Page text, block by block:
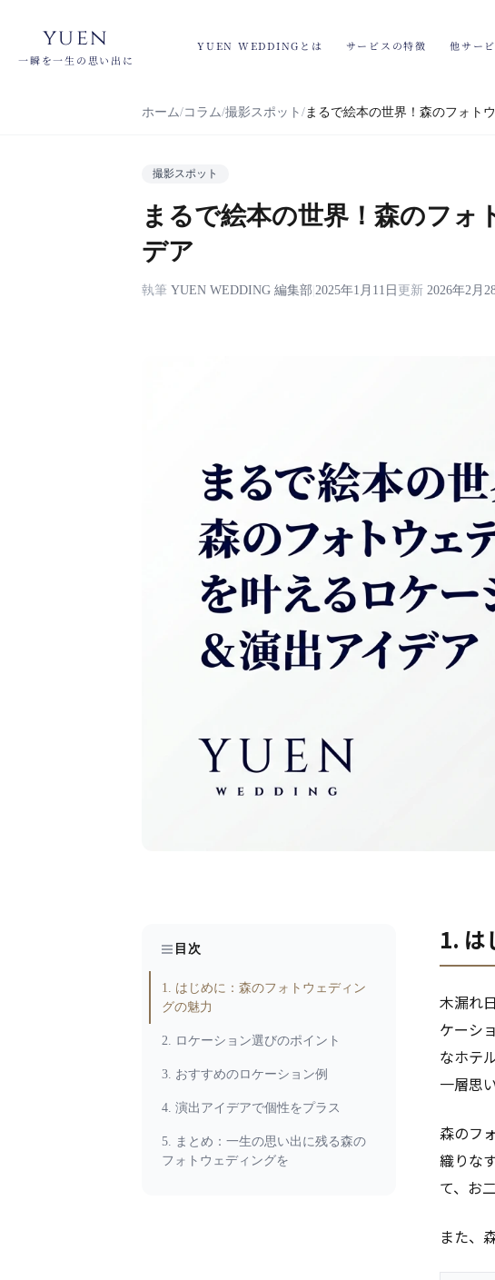
yuen
一瞬を一生の思い出に
YUEN WEDDINGとは サービスの特徴 他サー
ホーム コラム 撮影スポット まるで絵本の世界！森のフォト
撮影スポット
まるで絵本の世界！森のフ
デア
執筆 YUEN WEDDING 編集部 2025年1月11日 更新 2026年2月
目次
1. はじめに：森のフォトウェディン
グの魅力
2. ロケーション選びのポイント
3. おすすめのロケーション例
4. 演出アイデアで個性をプラス
5. まとめ：一生の思い出に残る森の
フォトウェディングを
1. は
木漏れ
ケーシ
なホテ
一層思
森のフ
織りな
て、お
また、